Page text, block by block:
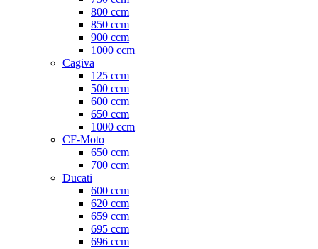
800 ccm
850 ccm
900 ccm
1000 ccm
Cagiva
125 ccm
500 ccm
600 ccm
650 ccm
1000 ccm
CF-Moto
650 ccm
700 ccm
Ducati
600 ccm
620 ccm
659 ccm
695 ccm
696 ccm